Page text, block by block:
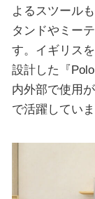
よるスツール
タンドやミー
す。イギリス
設計した『
内外部で使用
で活躍していま